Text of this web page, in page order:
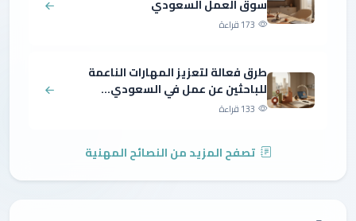
سوق العمل السعودي
173 قراءة
طرق فعالة لتعزيز المهارات الناعمة
للباحثين عن عمل في السعودي...
133 قراءة
تصفح المزيد من النصائح المهنية